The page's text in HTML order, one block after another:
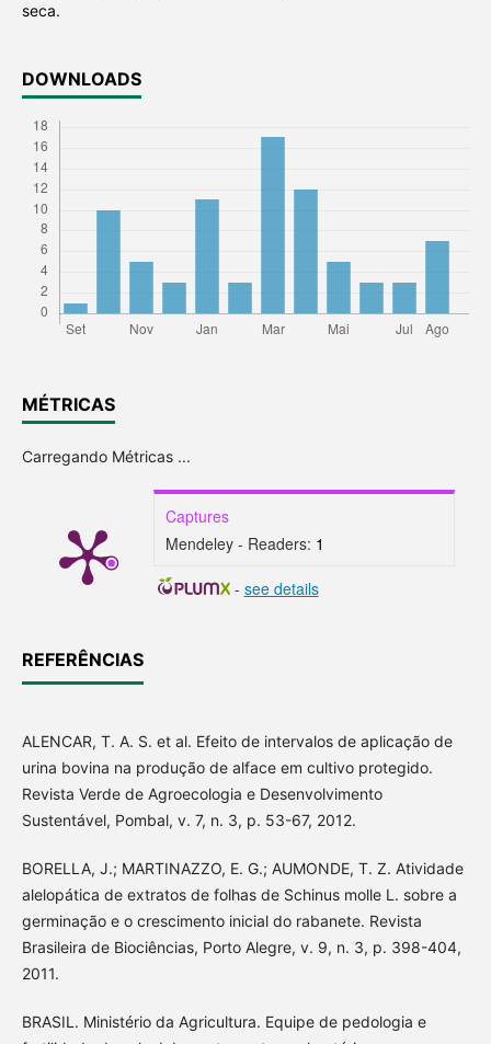
seca.
DOWNLOADS
MÉTRICAS
Carregando Métricas ...
Captures
Mendeley - Readers: 1
- see details
REFERÊNCIAS
ALENCAR, T. A. S. et al. Efeito de intervalos de aplicação de
urina bovina na produção de alface em cultivo protegido.
Revista Verde de Agroecologia e Desenvolvimento
Sustentável, Pombal, v. 7, n. 3, p. 53-67, 2012.
BORELLA, J.; MARTINAZZO, E. G.; AUMONDE, T. Z. Atividade
alelopática de extratos de folhas de Schinus molle L. sobre a
germinação e o crescimento inicial do rabanete. Revista
Brasileira de Biociências, Porto Alegre, v. 9, n. 3, p. 398-404,
2011.
BRASIL. Ministério da Agricultura. Equipe de pedologia e